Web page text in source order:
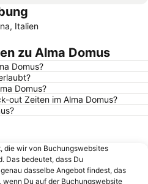
Borgo di Badia a Passignano
Schloß Brolio
Rovezzano
Siena Railway Station
Castelnuovo dell'Abate
Arezzo
Roccatederighi
Piazza del Campo
Piazza della Cisterna
Italien
zu Alma Domus
Domus?
Domus?
out Zeiten im Alma Domus?
die wir von Buchungswebsites
Das bedeutet, dass Du
dasselbe Angebot findest, das
wenn Du auf der Buchungswebsite